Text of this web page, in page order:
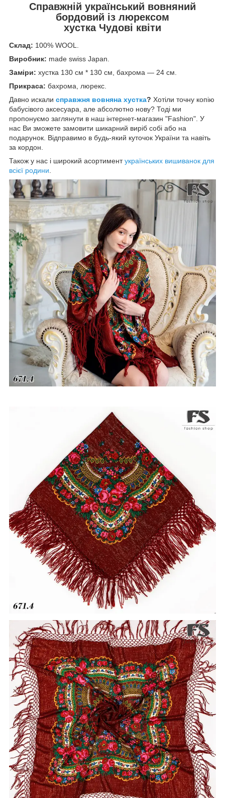
Справжній український вовняний
бордовий із люрексом
хустка Чудові квіти
Склад: 100% WOOL.
Виробник: made swiss Japan.
Заміри: хустка 130 см * 130 см, бахрома — 24 см.
Прикраса: бахрома, люрекс.
Давно искали справжня вовняна хустка? Хотіли точну копію
бабусівого аксесуара, але абсолютно нову? Тоді ми
пропонуємо заглянути в наш інтернет-магазин "Fashion". У
нас Ви зможете замовити шикарний виріб собі або на
подарунок. Відправимо в будь-який куточок України та навіть
за кордон.
Також у нас і широкий асортиментукраїнських вишиванок для
всієї родини.